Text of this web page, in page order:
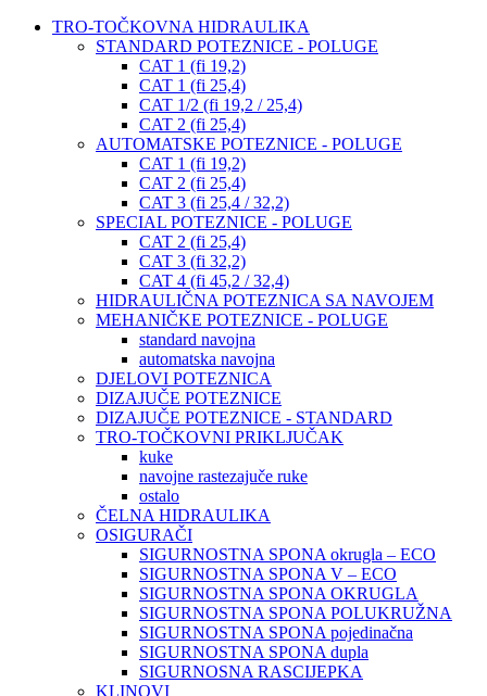
TRO-TOČKOVNA HIDRAULIKA
STANDARD POTEZNICE - POLUGE
CAT 1 (fi 19,2)
CAT 1 (fi 25,4)
CAT 1/2 (fi 19,2 / 25,4)
CAT 2 (fi 25,4)
AUTOMATSKE POTEZNICE - POLUGE
CAT 1 (fi 19,2)
CAT 2 (fi 25,4)
CAT 3 (fi 25,4 / 32,2)
SPECIAL POTEZNICE - POLUGE
CAT 2 (fi 25,4)
CAT 3 (fi 32,2)
CAT 4 (fi 45,2 / 32,4)
HIDRAULIČNA POTEZNICA SA NAVOJEM
MEHANIČKE POTEZNICE - POLUGE
standard navojna
automatska navojna
DJELOVI POTEZNICA
DIZAJUČE POTEZNICE
DIZAJUČE POTEZNICE - STANDARD
TRO-TOČKOVNI PRIKLJUČAK
kuke
navojne rastezajuče ruke
ostalo
ČELNA HIDRAULIKA
OSIGURAČI
SIGURNOSTNA SPONA okrugla – ECO
SIGURNOSTNA SPONA V – ECO
SIGURNOSTNA SPONA OKRUGLA
SIGURNOSTNA SPONA POLUKRUŽNA
SIGURNOSTNA SPONA pojedinačna
SIGURNOSTNA SPONA dupla
SIGURNOSNA RASCIJEPKA
KLINOVI